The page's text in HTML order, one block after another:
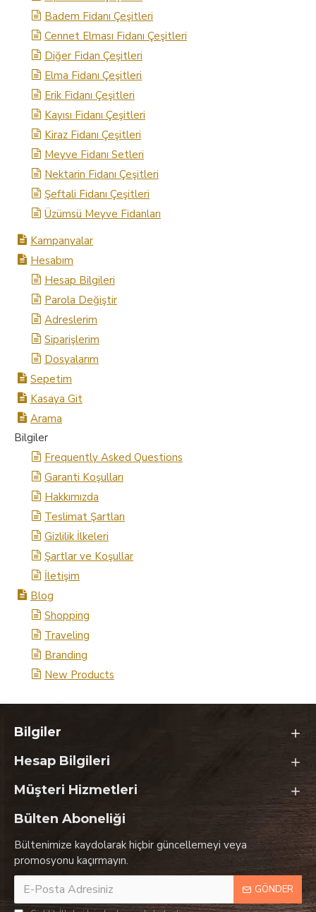
Badem Fidanı Çeşitleri
Cennet Elması Fidanı Çeşitleri
Diğer Fidan Çeşitleri
Elma Fidanı Çeşitleri
Erik Fidanı Çeşitleri
Kayısı Fidanı Çeşitleri
Kiraz Fidanı Çeşitleri
Meyve Fidanı Setleri
Nektarin Fidanı Çeşitleri
Şeftali Fidanı Çeşitleri
Üzümsü Meyve Fidanları
Kampanyalar
Hesabım
Hesap Bilgileri
Parola Değiştir
Adreslerim
Siparişlerim
Dosyalarım
Sepetim
Kasaya Git
Arama
Bilgiler
Frequently Asked Questions
Garanti Koşulları
Hakkımızda
Teslimat Şartları
Gizlilik İlkeleri
Şartlar ve Koşullar
İletişim
Blog
Shopping
Traveling
Branding
New Products
Bilgiler
Hesap Bilgileri
Müşteri Hizmetleri
Bülten Aboneliği
Bültenimize kaydolarak hiçbir güncellemeyi veya
promosyonu kaçırmayın.
GÖNDER